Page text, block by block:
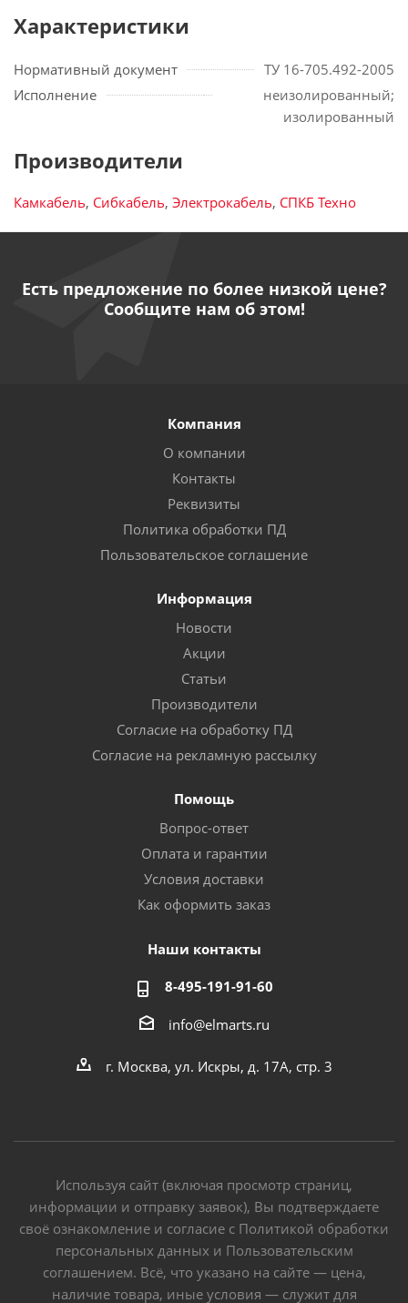
Характеристики
Нормативный документ
ТУ 16-705.492-2005
Исполнение
неизолированный;
изолированный
Производители
Камкабель, Сибкабель, Электрокабель, СПКБ Техно
Есть предложение по более низкой цене?
Сообщите нам об этом!
Компания
О компании
Контакты
Реквизиты
Политика обработки ПД
Пользовательское соглашение
Информация
Новости
Акции
Статьи
Производители
Согласие на обработку ПД
Согласие на рекламную рассылку
Помощь
Вопрос-ответ
Оплата и гарантии
Условия доставки
Как оформить заказ
Наши контакты
8-495-191-91-60
info@elmarts.ru
г. Москва, ул. Искры, д. 17А, стр. 3
Используя сайт (включая просмотр страниц,
информации и отправку заявок), Вы подтверждаете
своё ознакомление и согласие с Политикой обработки
персональных данных и Пользовательским
соглашением. Всё, что указано на сайте — цена,
наличие товара, иные условия — служит для